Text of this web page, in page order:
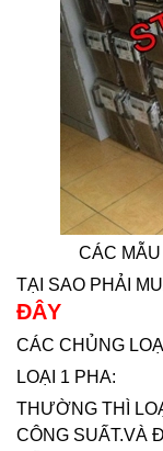
CÁC
TẠI SAO PHẢI
ĐÂY
CÁC CHỦNG
LOẠI 1 PHA:
THƯỜNG THÌ
CÔNG SUẤT.VÀ